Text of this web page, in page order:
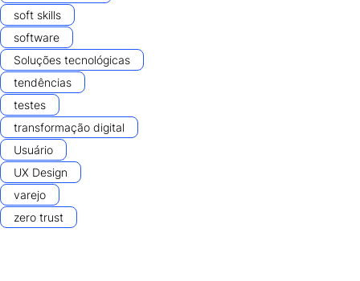
soft skills
software
Soluções tecnológicas
tendências
testes
transformação digital
Usuário
UX Design
varejo
zero trust